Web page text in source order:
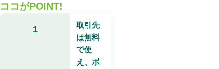
ココがPOINT!
1
取引先
は無料
で使
え、ボ